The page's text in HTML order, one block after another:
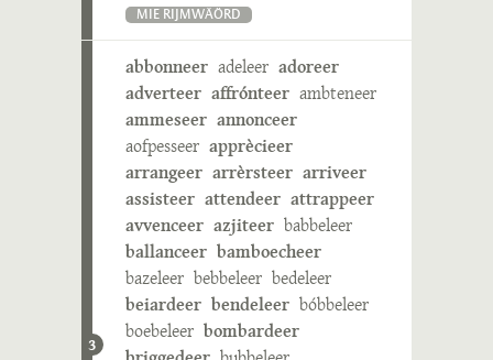
MIE RIJMWÄÖRD
3
abbonneer adeleer adoreer
adverteer affrónteer ambteneer
ammeseer annonceer
aofpesseer apprècieer
arrangeer arrèrsteer arriveer
assisteer attendeer attrappeer
avvenceer azjiteer babbeleer
ballanceer bamboecheer
bazeleer bebbeleer bedeleer
beiardeer bendeleer bóbbeleer
boebeleer bombardeer